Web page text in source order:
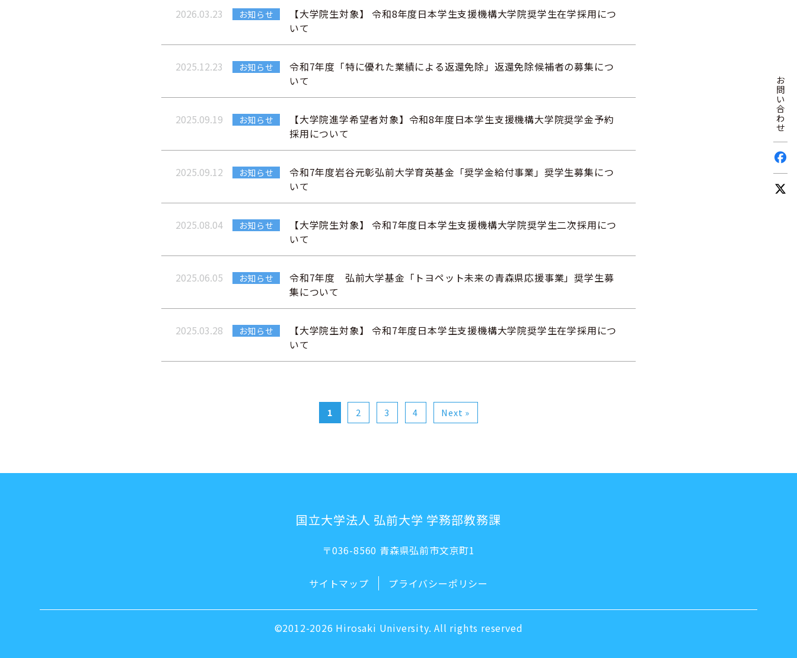
2026.03.23 お知らせ
【大学院生対象】 令和8年度日本学生支援機構大学院奨学生在学採用につ
いて
2025.12.23 お知らせ
令和7年度「特に優れた業績による返還免除」返還免除候補者の募集につ
いて
2025.09.19 お知らせ
【大学院進学希望者対象】令和8年度日本学生支援機構大学院奨学金予約
採用について
2025.09.12 お知らせ
令和7年度岩谷元彰弘前大学育英基金「奨学金給付事業」奨学生募集につ
いて
2025.08.04 お知らせ
【大学院生対象】 令和7年度日本学生支援機構大学院奨学生二次採用につ
いて
2025.06.05 お知らせ
令和7年度 弘前大学基金「トヨペット未来の青森県応援事業」奨学生募
集について
2025.03.28 お知らせ
【大学院生対象】 令和7年度日本学生支援機構大学院奨学生在学採用につ
いて
1 2 3 4 Next »
国立大学法人 弘前大学 学務部教務課
〒036-8560 青森県弘前市文京町1
サイトマップ プライバシーポリシー
©2012-2026 Hirosaki University. All rights reserved
お
問
い
合
わ
せ